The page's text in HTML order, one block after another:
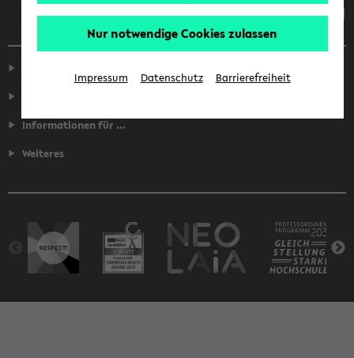
Informationen für ...
Weiteres
Nur notwendige Cookies zulassen
Impressum Datenschutz Barrierefreiheit